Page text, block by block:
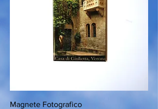
Magnete Fotografico